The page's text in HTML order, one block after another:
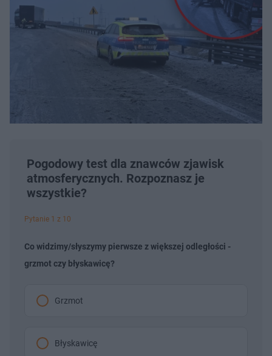
Pogodowy test dla znawców zjawisk
atmosferycznych. Rozpoznasz je
wszystkie?
Pytanie 1 z 10
Co widzimy/słyszymy pierwsze z większej odległości -
grzmot czy błyskawicę?
Grzmot
Błyskawicę